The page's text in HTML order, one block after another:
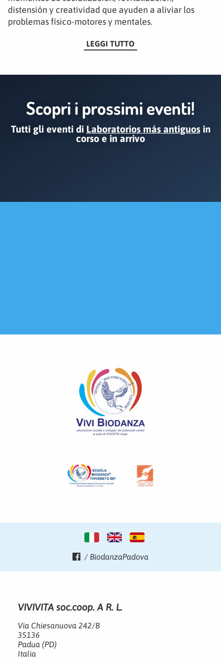
distensión y creatividad que ayuden a aliviar los
problemas físico-motores y mentales.
LEGGI TUTTO
Scopri i prossimi eventi!
Tutti gli eventi di Laboratorios más antiguosin
corso e in arrivo
/ BiodanzaPadova
VIVIVITA soc.coop. A R. L.
Via Chiesanuova 242/B
35136
Padua (PD)
Italia